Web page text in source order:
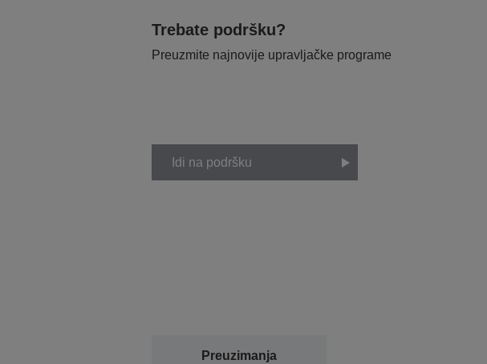
Trebate podršku?
Preuzmite najnovije upravljačke programe
Idi na podršku
Preuzimanja